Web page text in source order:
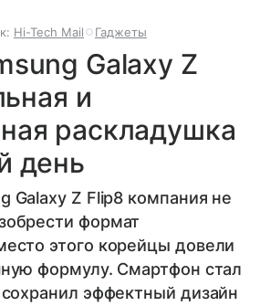
Hi-Tech Mail Гаджеты
Galaxy Z
и
раскладушка
день
Galaxy Z Flip8 компания не
формат
этого корейцы довели
формулу. Смартфон стал
эффектный дизайн